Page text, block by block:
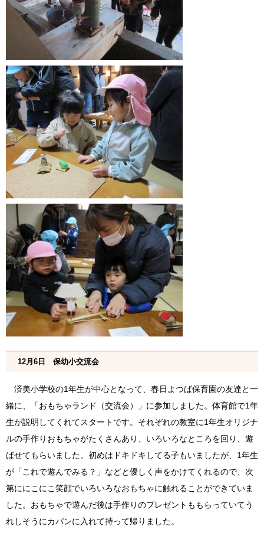
12月6日 保幼小交流会
済美小学校の1年生が中心となって、春日よつば保育園の友達と一
緒に、「おもちゃランド（交流会）」に参加しました。体育館で1年
生が説明してくれてスタートです。それぞれの教室に1年生オリジナ
ルの手作りおもちゃがたくさんあり、いろいろなところを回り、遊
ばせてもらいました。初めはドキドキしてる子もいましたが、1年生
が「これで遊んでみる？」などと優しく声をかけてくれるので、次
第ににこにこ笑顔でいろいろなおもちゃに触れることができていま
した。おもちゃで遊んだ後は手作りのプレゼントももらっていてう
れしそうにカバンに入れて持って帰りました。